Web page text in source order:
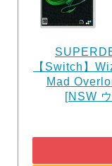
【Switch】
Mad
[NSW